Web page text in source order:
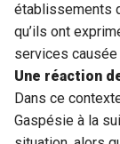
établissements
qu’ils ont
services
Une réaction
Dans ce
Gaspésie à la